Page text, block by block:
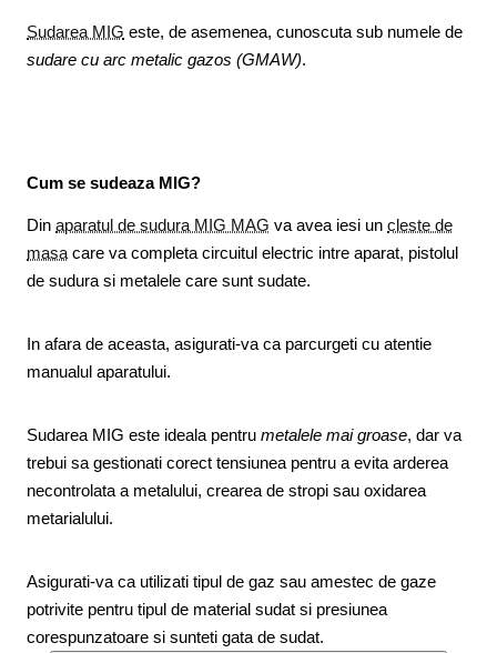
Sudarea MIG este, de asemenea, cunoscuta sub numele de
sudare cu arc metalic gazos (GMAW).
Cum se sudeaza MIG?
Din aparatul de sudura MIG MAG va avea iesi un cleste de
masa care va completa circuitul electric intre aparat, pistolul
de sudura si metalele care sunt sudate.
In afara de aceasta, asigurati-va ca parcurgeti cu atentie
manualul aparatului.
Sudarea MIG este ideala pentru metalele mai groase, dar va
trebui sa gestionati corect tensiunea pentru a evita arderea
necontrolata a metalului, crearea de stropi sau oxidarea
metarialului.
Asigurati-va ca utilizati tipul de gaz sau amestec de gaze
potrivite pentru tipul de material sudat si presiunea
corespunzatoare si sunteti gata de sudat.